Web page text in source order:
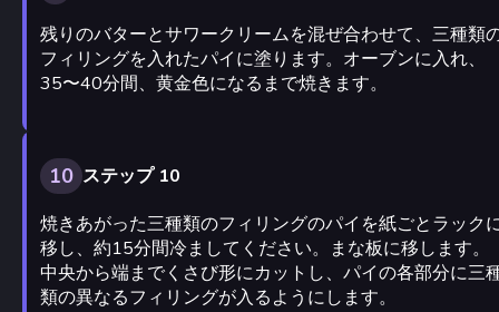
残りのバターとサワークリームを混ぜ合わせて、三種類
フィリングを入れたパイに塗ります。オーブンに入れ、
35〜40分間、黄金色になるまで焼きます。
10 ステップ 10
焼きあがった三種類のフィリングのパイを紙ごとラック
移し、約15分間冷ましてください。まな板に移します。
中央から端までくさび形にカットし、パイの各部分に三
類の異なるフィリングが入るようにします。